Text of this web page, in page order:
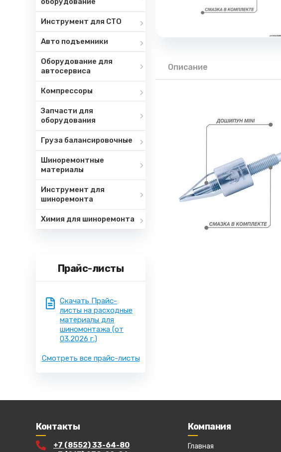
Инструмент для СТО
Авто подъемники
Оборудование для
автосервиса
Компрессоры
Запчасти для
оборудования
Груза балансировочные
Шиноремонтные
материалы
Инструмент для
шиноремонта
Химия для шиноремонта
Прайс-листы
Скачать Прайс-
листы на расходные
материалы для
шиномонтажа (от
03.2026 г.)
Смотреть все прайс-листы
Описание
Контакты
+7 (8552) 33-64-80
Компания
Главная